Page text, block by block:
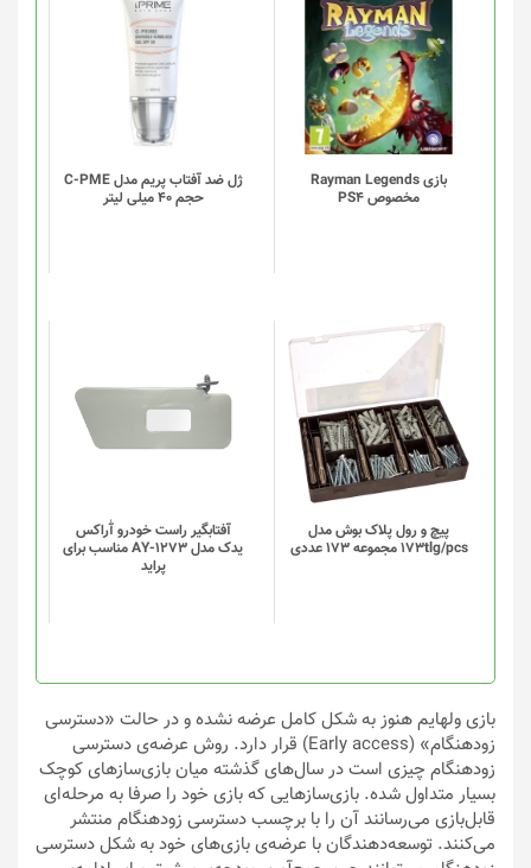
بازی Rayman Legends
مخصوص PS4
ژل ضد آفتاب پریم مدل C-PME
حجم 40 میلی لیتر
پیچ و رول پلاک بوش مدل
173tlg/pcs مجموعه 173 عددی
محصول
دارای
انواع
مختلفی
می
باشد.
گزینه
ها
محصول
انتخاب
شوند
آفتابگیر راست خودرو آٰراکس
یدک مدل AY-1273 مناسب برای
پراید
محصول
دارای
انواع
مختلفی
گزینه
ها
محصول
انتخاب
شوند
بازی ولهایم هنوز به شکل کامل عرضه نشده و در حالت «دسترسی
زودهنگام» (Early access) قرار دارد. روش عرضه‌ی دسترسی
زودهنگام چیزی است در سال‌های گذشته میان بازی‌سازهای کوچک
بسیار متداول شده. بازی‌سازهایی که بازی خود را صرفا به مرحله‌ای
قابل‌بازی می‌رسانند آن را با برچسب دسترسی زودهنگام منتشر
می‌کنند. توسعه‌دهندگان با عرضه‌ی بازی‌های خود به شکل دسترسی